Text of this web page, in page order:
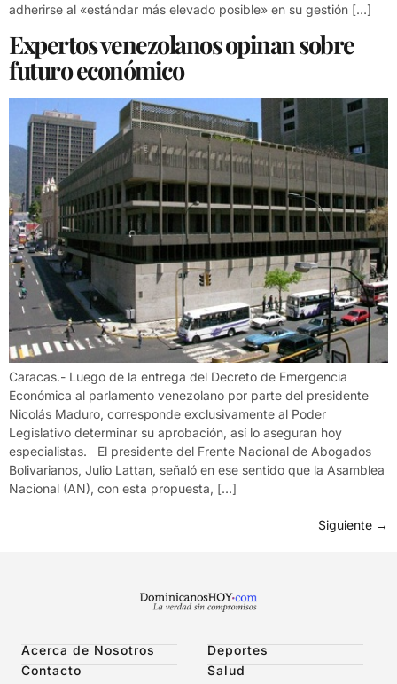
adherirse al «estándar más elevado posible» en su gestión […]
Expertos venezolanos opinan sobre
futuro económico
Caracas.- Luego de la entrega del Decreto de Emergencia
Económica al parlamento venezolano por parte del presidente
Nicolás Maduro, corresponde exclusivamente al Poder
Legislativo determinar su aprobación, así lo aseguran hoy
especialistas. El presidente del Frente Nacional de Abogados
Bolivarianos, Julio Lattan, señaló en ese sentido que la Asamblea
Nacional (AN), con esta propuesta, […]
Siguiente →
Acerca de Nosotros
Contacto
Deportes
Salud